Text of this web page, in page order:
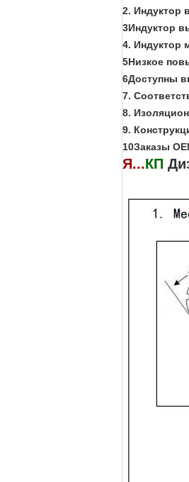
2. Индуктор
3Индуктор
4. Индуктор
5Низкое
6Доступны
7.
8.
9.
10Заказы
Я...КП